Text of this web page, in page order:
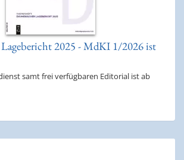
2025 - MdKI 1/2026 ist
samt frei verfügbaren Editorial ist ab